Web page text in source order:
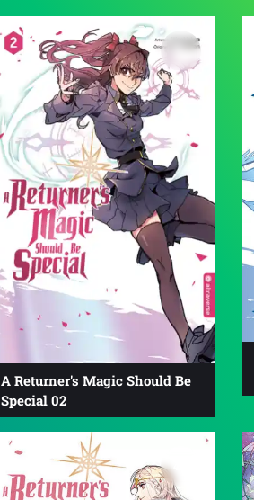
A Returner's Magic Should Be
Special 02